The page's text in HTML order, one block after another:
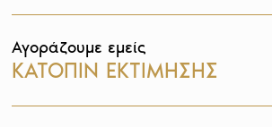
Αγοράζουμε εμείς
ΚΑΤΟΠΙΝ ΕΚΤΙΜΗΣΗΣ